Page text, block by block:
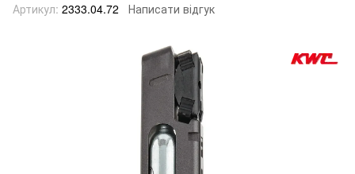
Артикул: 2333.04.72 Написати відгук